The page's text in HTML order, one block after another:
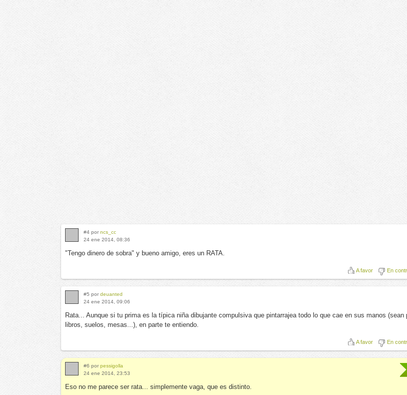
#4 por ncs_cc
24 ene 2014, 08:36
"Tengo dinero de sobra" y bueno amigo, eres un RATA.
A favor En
#5 por deuanted
24 ene 2014, 09:06
Rata... Aunque si tu prima es la típica niña dibujante compulsiva que pintarrajea todo lo que cae en sus manos (sean
libros, suelos, mesas...), en parte te entiendo.
A favor En
#6 por pessigolla
24 ene 2014, 23:53
Eso no me parece ser rata... simplemente vaga, que es distinto.